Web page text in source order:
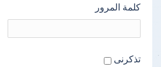
كلمة المرور
تذكرنى